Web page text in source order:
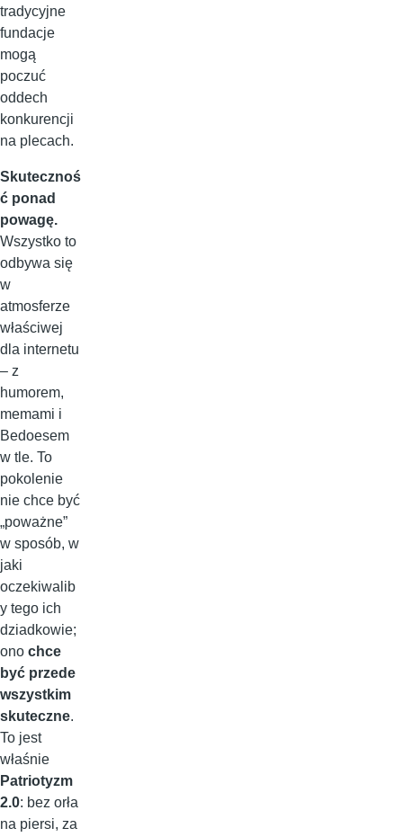
tradycyjne
fundacje
mogą
poczuć
oddech
konkurencji
na plecach.
Skutecznoś
ć ponad
powagę.
Wszystko to
odbywa się
w
atmosferze
właściwej
dla internetu
– z
humorem,
memami i
Bedoesem
w tle. To
pokolenie
nie chce być
„poważne”
w sposób, w
jaki
oczekiwalib
y tego ich
dziadkowie;
ono chce
być przede
wszystkim
skuteczne.
To jest
właśnie
Patriotyzm
2.0: bez orła
na piersi, za